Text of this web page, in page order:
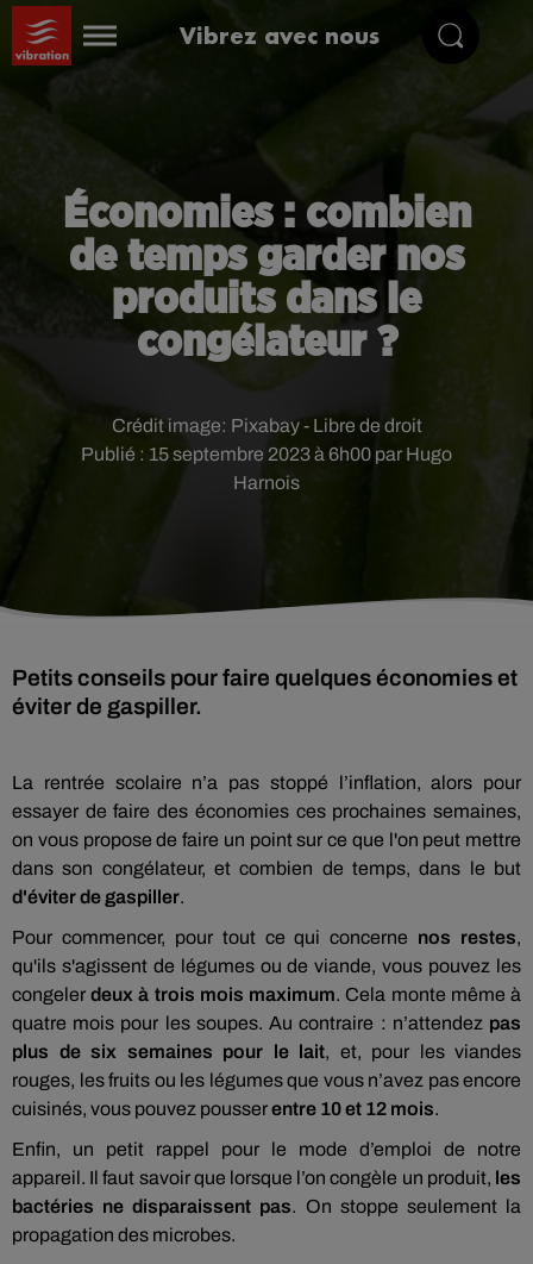
Vibrez avec nous
Économies : combien
de temps garder nos
produits dans le
congélateur ?
Publié : 15 septembre 2023 à 6h00 par Hugo
Harnois
Crédit image: Pixabay - Libre de droit
Petits conseils pour faire quelques économies et
éviter de gaspiller.
La rentrée scolaire n’a pas stoppé l’inflation, alors pour
essayer de faire des économies ces prochaines semaines,
on vous propose de faire un point sur ce que l'on peut mettre
dans son congélateur, et combien de temps, dans le but
d'éviter de gaspiller.
Pour commencer, pour tout ce qui concerne nos restes,
qu'ils s'agissent de légumes ou de viande, vous pouvez les
congelerdeux à trois mois maximum. Cela monte même à
quatre mois pour les soupes. Au contraire : n’attendez pas
plus de six semaines pour le lait, et, pour les viandes
rouges, les fruits ou les légumes que vous n’avez pas encore
cuisinés, vous pouvez pousserentre 10 et 12 mois.
Enfin, un petit rappel pour le mode d’emploi de notre
appareil. Il faut savoir que lorsque l’on congèle un produit, les
bactéries ne disparaissent pas. On stoppe seulement la
propagation des microbes.